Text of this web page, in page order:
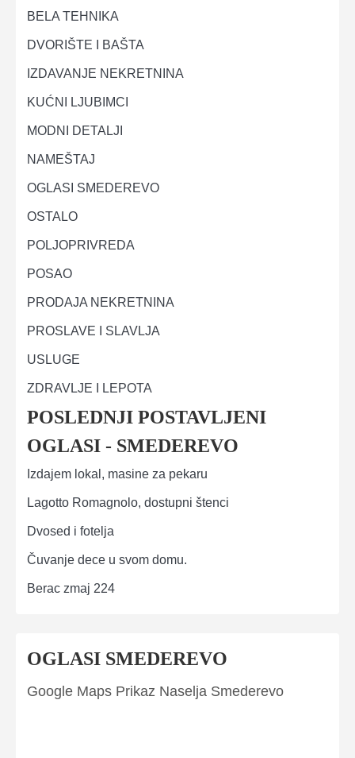
BELA TEHNIKA
DVORIŠTE I BAŠTA
IZDAVANJE NEKRETNINA
KUĆNI LJUBIMCI
MODNI DETALJI
NAMEŠTAJ
OGLASI SMEDEREVO
OSTALO
POLJOPRIVREDA
POSAO
PRODAJA NEKRETNINA
PROSLAVE I SLAVLJA
USLUGE
ZDRAVLJE I LEPOTA
POSLEDNJI POSTAVLJENI
OGLASI - SMEDEREVO
Izdajem lokal, masine za pekaru
Lagotto Romagnolo, dostupni štenci
Dvosed i fotelja
Čuvanje dece u svom domu.
Berac zmaj 224
OGLASI SMEDEREVO
Google Maps Prikaz Naselja Smederevo